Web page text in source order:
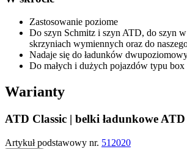
Zastosowanie poziome
Do szyn Schmitz i szyn ATD, do szyn
skrzyniach wymiennych oraz do
Nadaje się do ładunków
Do małych i dużych pojazdów typu box
Warianty
ATD Classic | belki ładunkowe ATD
Artykuł podstawowy nr. 512020